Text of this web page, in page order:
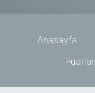
Anasayfa
Fuarlar